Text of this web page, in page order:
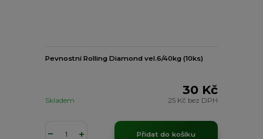
Pevnostní Rolling Diamond vel.6/40kg (10ks)
30 Kč
25 Kč bez DPH
Skladem
Přidat do košíku